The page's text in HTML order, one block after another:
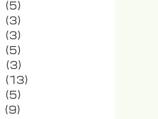
(5)
(3)
(3)
(5)
(3)
(13)
(5)
(9)